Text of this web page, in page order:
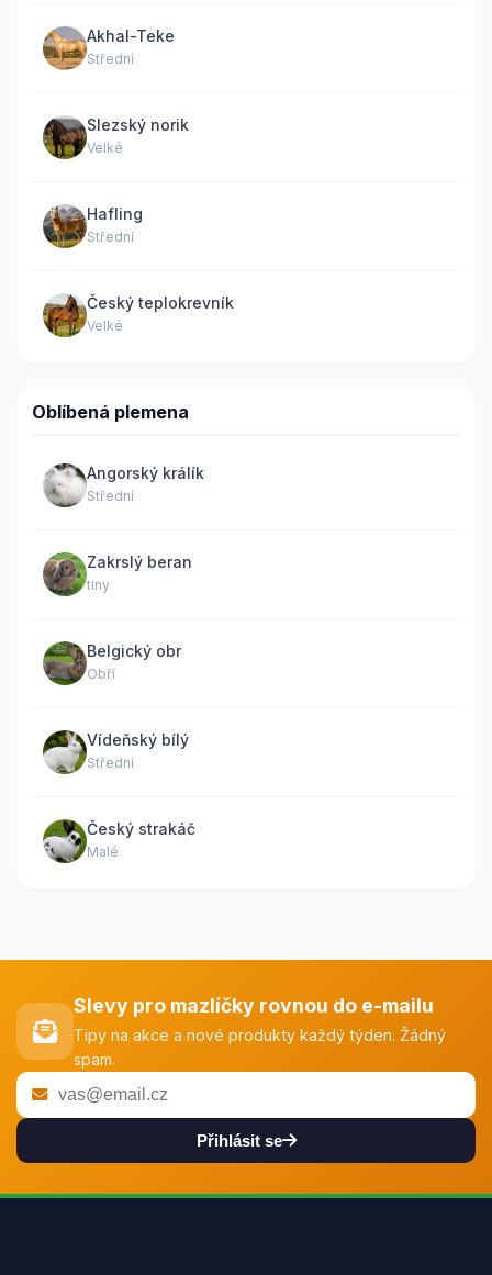
Akhal-Teke
Střední
Slezský norik
Velké
Hafling
Střední
Český teplokrevník
Velké
Oblíbená plemena
Angorský králík
Střední
Zakrslý beran
tiny
Belgický obr
Obří
Vídeňský bílý
Střední
Český strakáč
Malé
Slevy pro mazlíčky rovnou do e-mailu
Tipy na akce a nové produkty každý týden. Žádný
spam.
Přihlásit se